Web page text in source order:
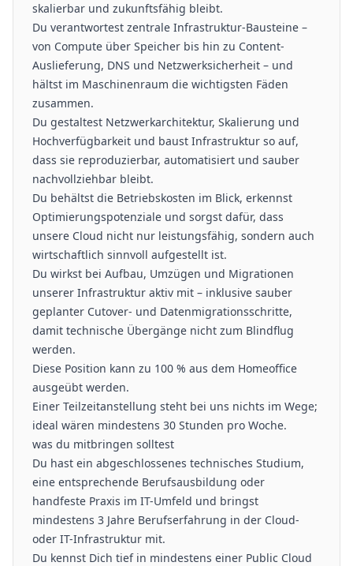
skalierbar und zukunftsfähig bleibt.
Du verantwortest zentrale Infrastruktur-Bausteine –
von Compute über Speicher bis hin zu Content-
Auslieferung, DNS und Netzwerksicherheit – und
hältst im Maschinenraum die wichtigsten Fäden
zusammen.
Du gestaltest Netzwerkarchitektur, Skalierung und
Hochverfügbarkeit und baust Infrastruktur so auf,
dass sie reproduzierbar, automatisiert und sauber
nachvollziehbar bleibt.
Du behältst die Betriebskosten im Blick, erkennst
Optimierungspotenziale und sorgst dafür, dass
unsere Cloud nicht nur leistungsfähig, sondern auch
wirtschaftlich sinnvoll aufgestellt ist.
Du wirkst bei Aufbau, Umzügen und Migrationen
unserer Infrastruktur aktiv mit – inklusive sauber
geplanter Cutover- und Datenmigrationsschritte,
damit technische Übergänge nicht zum Blindflug
werden.
Diese Position kann zu 100 % aus dem Homeoffice
ausgeübt werden.
Einer Teilzeitanstellung steht bei uns nichts im Wege;
ideal wären mindestens 30 Stunden pro Woche.
was du mitbringen solltest
Du hast ein abgeschlossenes technisches Studium,
eine entsprechende Berufsausbildung oder
handfeste Praxis im IT-Umfeld und bringst
mindestens 3 Jahre Berufserfahrung in der Cloud-
oder IT-Infrastruktur mit.
Du kennst Dich tief in mindestens einer Public Cloud